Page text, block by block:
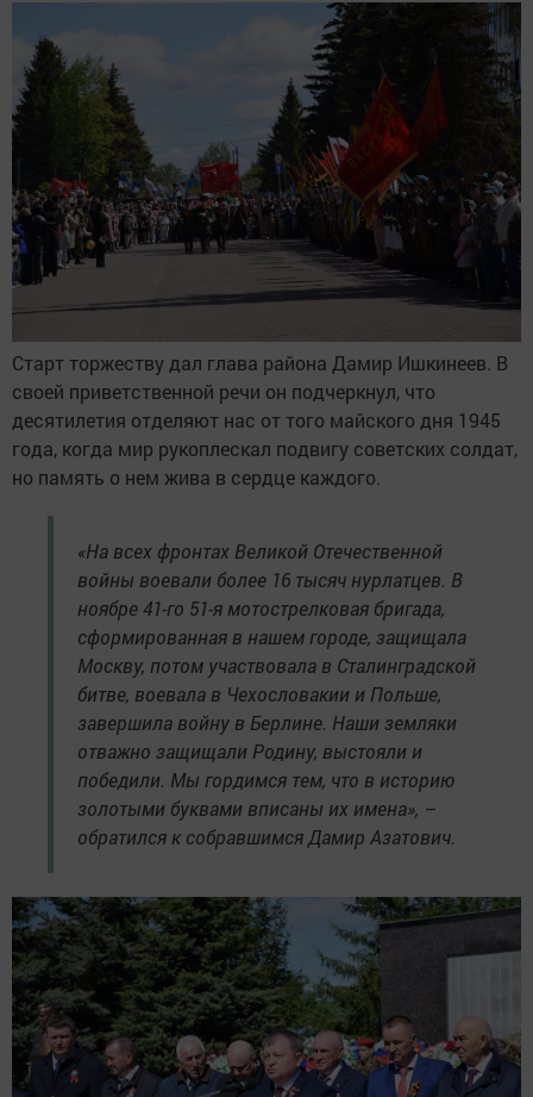
Старт торжеству дал глава района Дамир Ишкинеев. В
своей приветственной речи он подчеркнул, что
десятилетия отделяют нас от того майского дня 1945
года, когда мир рукоплескал подвигу советских солдат,
но память о нем жива в сердце каждого.
«На всех фронтах Великой Отечественной
войны воевали более 16 тысяч нурлатцев. В
ноябре 41-го 51-я мотострелковая бригада,
сформированная в нашем городе, защищала
Москву, потом участвовала в Сталинградской
битве, воевала в Чехословакии и Польше,
завершила войну в Берлине. Наши земляки
отважно защищали Родину, выстояли и
победили. Мы гордимся тем, что в историю
золотыми буквами вписаны их имена», –
обратился к собравшимся Дамир Азатович.